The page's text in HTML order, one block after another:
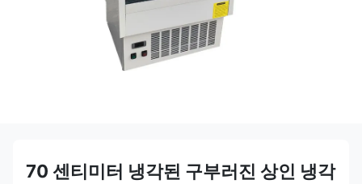
70 센티미터 냉각된 구부러진 상인 냉각